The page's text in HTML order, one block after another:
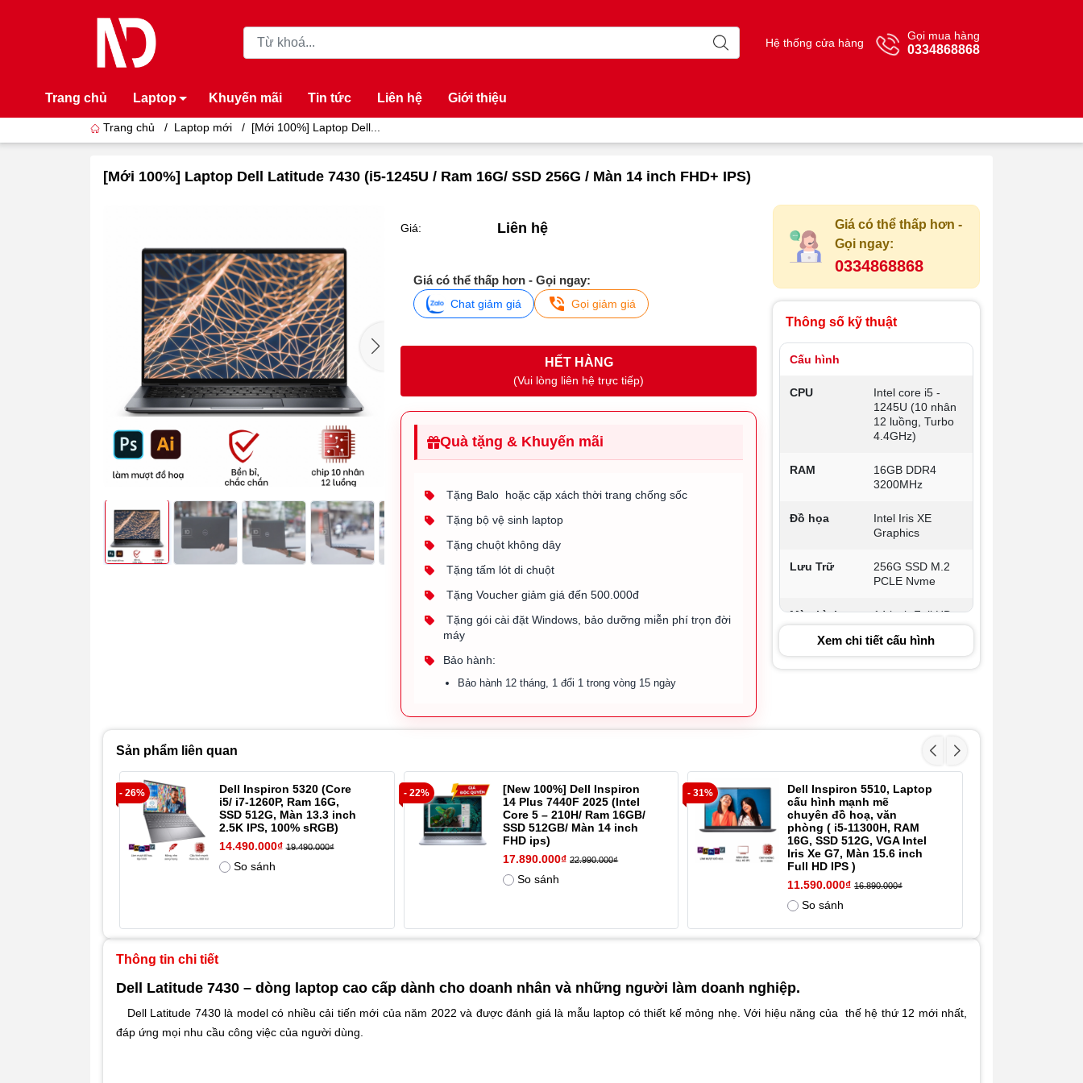
Hệ thống cửa hàng
Gọi mua hàng
0334868868
Trang chủ Laptop Khuyến mãi Tin tức Liên hệ Giới thiệu
Trang chủ / Laptop mới / [Mới 100%] Laptop Dell...
[Mới 100%] Laptop Dell Latitude 7430 (i5-1245U / Ram 16G/ SSD 256G / Màn 14 inch FHD+ IPS)
Giá: Liên hệ
Giá có thể thấp hơn - Gọi ngay:
Chat giảm giá Gọi giảm giá
HẾT HÀNG
(Vui lòng liên hệ trực tiếp)
Quà tặng & Khuyến mãi
Tặng Balo hoặc cặp xách thời trang chống sốc
Tặng bộ vệ sinh laptop
Tặng chuột không dây
Tặng tấm lót di chuột
Tặng Voucher giảm giá đến 500.000đ
Tặng gói cài đặt Windows, bảo dưỡng miễn phí trọn đời
máy
Bảo hành:
Bảo hành 12 tháng, 1 đổi 1 trong vòng 15 ngày
Giá có thể thấp hơn -
Gọi ngay:
0334868868
Thông số kỹ thuật
Cấu hình
CPU
Intel core i5 -
1245U (10 nhân
12 luồng, Turbo
4.4GHz)
RAM
16GB DDR4
3200MHz
Đồ họa
Intel Iris XE
Graphics
Lưu Trữ
256G SSD M.2
PCLE Nvme
Màn hình
14 inch Full HD+
IPS, Anti Glare,
100% sRGB
C®
Thunderbolt™
DisplayPort
1.4
1 x USB 3.2
Gen 1 với
tai nghe và
micro)
Xem chi tiết cấu hình
Sản phẩm liên quan
- 26%
Dell Inspiron 5320 (Core
i5/ i7-1260P, Ram 16G,
SSD 512G, Màn 13.3 inch
2.5K IPS, 100% sRGB)
14.490.000₫ 19.490.000₫
So sánh
- 22%
[New 100%] Dell Inspiron
14 Plus 7440F 2025 (Intel
Core 5 – 210H/ Ram 16GB/
SSD 512GB/ Màn 14 inch
FHD ips)
17.890.000₫ 22.990.000₫
So sánh
- 31%
Dell Inspiron 5510, Laptop
cấu hình mạnh mẽ
chuyên đồ hoạ, văn
phòng ( i5-11300H, RAM
16G, SSD 512G, VGA Intel
Iris Xe G7, Màn 15.6 inch
Full HD IPS )
11.590.000₫ 16.890.000₫
So sánh
Thông tin chi tiết
Dell Latitude 7430 – dòng laptop cao cấp dành cho doanh nhân và những người làm doanh nghiệp.
Dell Latitude 7430 là model có nhiều cải tiến mới của năm 2022 và được đánh giá là mẫu laptop có thiết kế mỏng nhẹ. Với hiệu năng của thế hệ thứ 12 mới nhất,
đáp ứng mọi nhu cầu công việc của người dùng.